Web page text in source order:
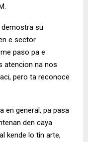
demostra su
e sector
paso pa e
atencion na nos
pero ta reconoce
en general, pa pasa
den caya
kende lo tin arte,